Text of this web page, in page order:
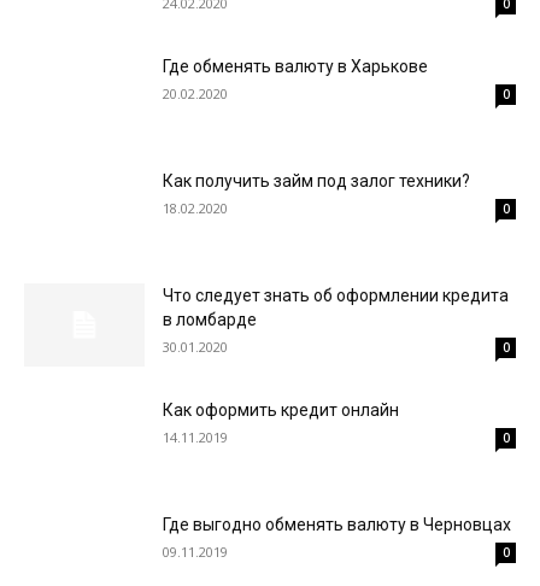
0
Где обменять валюту в Харькове
20.02.2020 0
Как получить займ под залог техники?
18.02.2020 0
Что следует знать об оформлении кредита
в ломбарде
30.01.2020 0
Как оформить кредит онлайн
14.11.2019 0
Где выгодно обменять валюту в Черновцах
09.11.2019 0